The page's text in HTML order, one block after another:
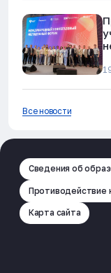
Все новости
Сведения об
Противодействие
Карта сайта